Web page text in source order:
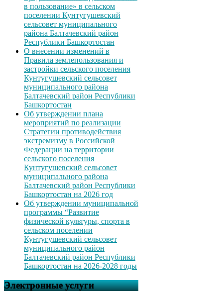
в пользование» в сельском
поселении Кунтугушевский
сельсовет муниципального
района Балтачевский район
Республики Башкортостан
О внесении изменений в
Правила землепользования и
застройки сельского поселения
Кунтугушевский сельсовет
муниципального района
Балтачевский район Республики
Башкортостан
Об утверждении плана
мероприятий по реализации
Стратегии противодействия
экстремизму в Российской
Федерации на территории
сельского поселения
Кунтугушевский сельсовет
муниципального района
Балтачевский район Республики
Башкортостан на 2026 год
Об утверждении муниципальной
программы “Развитие
физической культуры, спорта в
сельском поселении
Кунтугушевский сельсовет
муниципального район
Балтачевский район Республики
Башкортостан на 2026-2028 годы
Электронные услуги